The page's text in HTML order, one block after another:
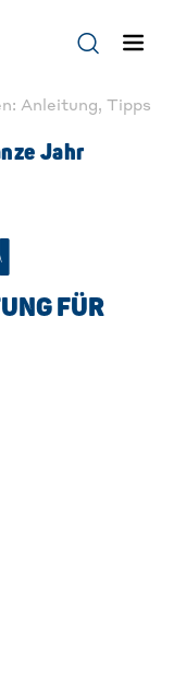
Anleitung, Tipps &
Jahr
FÜR